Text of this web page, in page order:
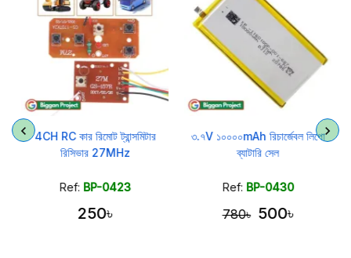
4CH RC কার রিমোট ট্রান্সমিটার
রিসিভার 27MHz
Ref: BP-0423
250৳
৩.৭V ১০০০০mAh রিচার্জেবল লিপো
ব্যাটারি সেল
Ref: BP-0430
780৳ 500৳